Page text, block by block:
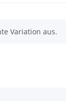
Variation aus.